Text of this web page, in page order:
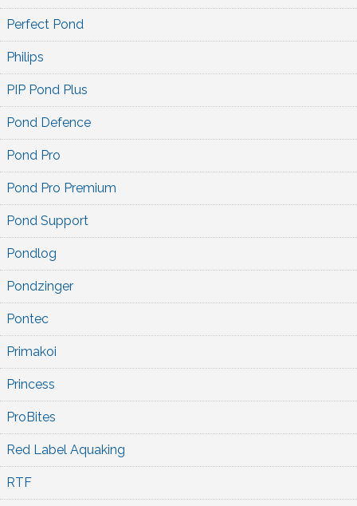
Perfect Pond
Philips
PIP Pond Plus
Pond Defence
Pond Pro
Pond Pro Premium
Pond Support
Pondlog
Pondzinger
Pontec
Primakoi
Princess
ProBites
Red Label Aquaking
RTF